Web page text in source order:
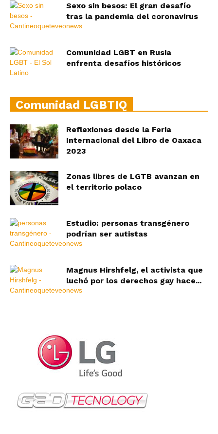
Sexo sin besos: El gran desafío
tras la pandemia del coronavirus
Comunidad LGBT en Rusia
enfrenta desafíos históricos
Comunidad LGBTIQ
Reflexiones desde la Feria
Internacional del Libro de Oaxaca
2023
Zonas libres de LGTB avanzan en
el territorio polaco
Estudio: personas transgénero
podrían ser autistas
Magnus Hirshfelg, el activista que
luchó por los derechos gay hace...